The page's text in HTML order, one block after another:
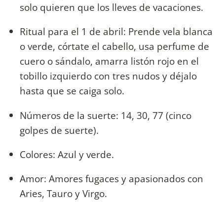
solo quieren que los lleves de vacaciones.
Ritual para el 1 de abril: Prende vela blanca
o verde, córtate el cabello, usa perfume de
cuero o sándalo, amarra listón rojo en el
tobillo izquierdo con tres nudos y déjalo
hasta que se caiga solo.
Números de la suerte: 14, 30, 77 (cinco
golpes de suerte).
Colores: Azul y verde.
Amor: Amores fugaces y apasionados con
Aries, Tauro y Virgo.